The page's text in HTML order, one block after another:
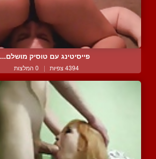
פייסיטינג עם טוסיק מושלם...
4394 צפיות | 0 המלצות